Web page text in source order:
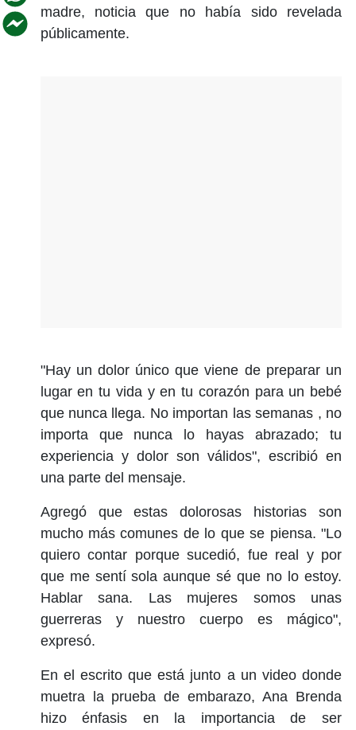
madre, noticia que no había sido revelada
públicamente.
"Hay un dolor único que viene de preparar un
lugar en tu vida y en tu corazón para un bebé
que nunca llega. No importan las semanas , no
importa que nunca lo hayas abrazado; tu
experiencia y dolor son válidos", escribió en
una parte del mensaje.
Agregó que estas dolorosas historias son
mucho más comunes de lo que se piensa. "Lo
quiero contar porque sucedió, fue real y por
que me sentí sola aunque sé que no lo estoy.
Hablar sana. Las mujeres somos unas
guerreras y nuestro cuerpo es mágico",
expresó.
En el escrito que está junto a un video donde
muetra la prueba de embarazo, Ana Brenda
hizo énfasis en la importancia de ser